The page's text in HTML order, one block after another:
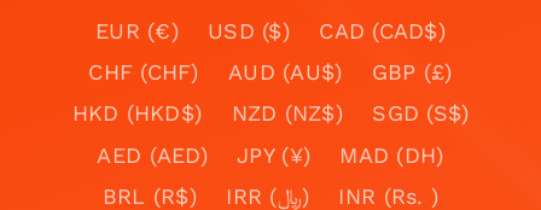
EUR (€) USD ($)
CAD (CAD$)
CHF (CHF)
AUD (AU$)
GBP (£)
HKD (HKD$)
NZD (NZ$)
SGD (S$)
AED (AED)
JPY (¥)
MAD (DH)
BRL (R$)
IRR (﷼)
INR (Rs. )